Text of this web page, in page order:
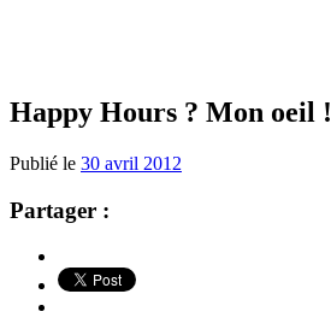
Happy Hours ? Mon oeil !
Publié le 30 avril 2012
Partager :